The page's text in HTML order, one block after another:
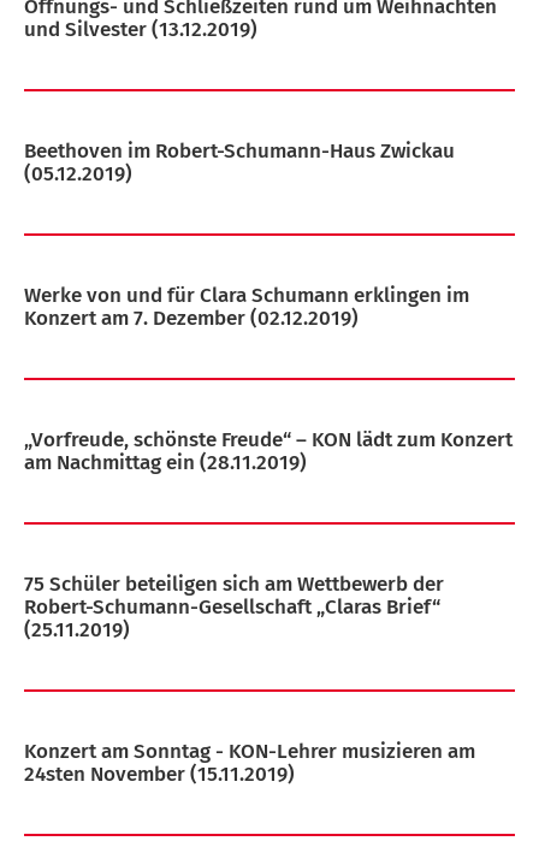
Öffnungs- und Schließzeiten rund um Weihnachten
und Silvester(13.12.2019)
Beethoven im Robert-Schumann-Haus Zwickau
(05.12.2019)
Werke von und für Clara Schumann erklingen im
Konzert am 7. Dezember(02.12.2019)
„Vorfreude, schönste Freude“ – KON lädt zum Konzert
am Nachmittag ein (28.11.2019)
75 Schüler beteiligen sich am Wettbewerb der
Robert-Schumann-Gesellschaft „Claras Brief“
(25.11.2019)
Konzert am Sonntag - KON-Lehrer musizieren am
24sten November(15.11.2019)